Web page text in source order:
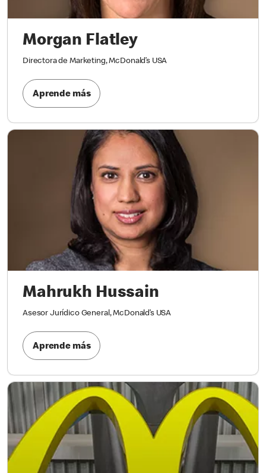
Morgan Flatley
Directora de Marketing, McDonald’s USA
Aprende más
Mahrukh Hussain
Asesor Jurídico General, McDonald’s USA
Aprende más